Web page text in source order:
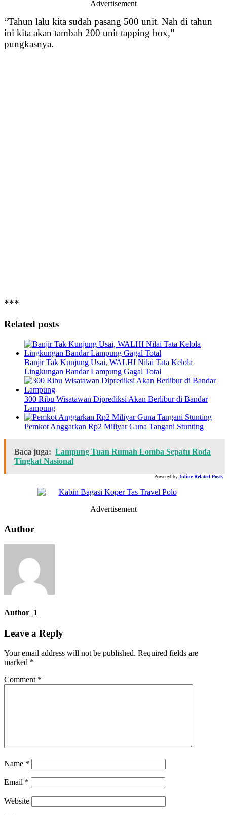
Advertisement
“Tahun lalu kita sudah pasang 500 unit. Nah di tahun
ini kita akan tambah 200 unit tapping box,”
pungkasnya.
***
Related posts
Banjir Tak Kunjung Usai, WALHI Nilai Tata Kelola
Lingkungan Bandar Lampung Gagal Total
300 Ribu Wisatawan Diprediksi Akan Berlibur di Bandar
Lampung
Pemkot Anggarkan Rp2 Miliyar Guna Tangani Stunting
Baca juga: Lampung Tuan Rumah Lomba Sepatu Roda
Tingkat Nasional
Powered by Inline Related Posts
Advertisement
Author
Author_1
Leave a Reply
Your email address will not be published. Required fields are
marked *
Comment *
Name *
Email *
Website